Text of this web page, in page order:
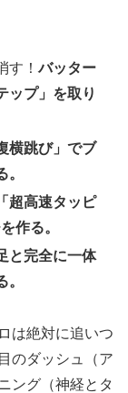
す！バッター
ップ」を取り
横跳び」でブ
「超高速タッピ
作る。
と完全に一体
は絶対に追いつ
のダッシュ（ア
ング（神経とタ